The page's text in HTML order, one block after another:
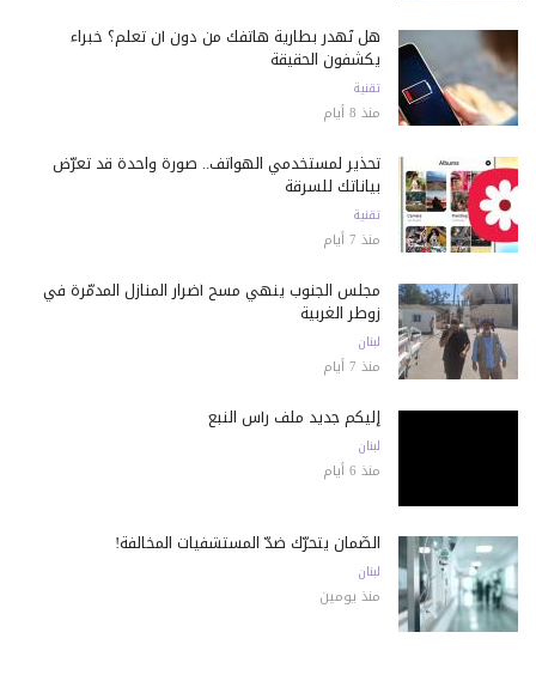
هل تُهدر بطارية هاتفك من دون أن تعلم؟ خبراء
يكشفون الحقيقة
تقنية
منذ 8 أيام
تحذير لمستخدمي الهواتف.. صورة واحدة قد تعرّض
بياناتك للسرقة
تقنية
منذ 7 أيام
مجلس الجنوب ينهي مسح أضرار المنازل المدمّرة في
زوطر الغربية
لبنان
منذ 7 أيام
إليكم جديد ملف رأس النبع
لبنان
منذ 6 أيام
الضّمان يتحرّك ضدّ المستشفيات المخالفة!
لبنان
منذ يومين